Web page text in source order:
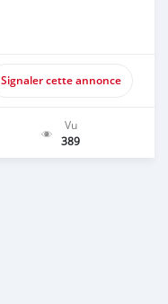
Signaler cette annonce
Vu
389